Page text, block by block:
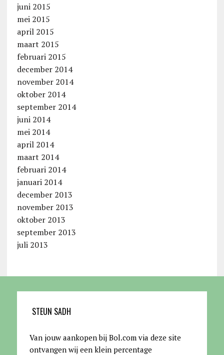
juni 2015
mei 2015
april 2015
maart 2015
februari 2015
december 2014
november 2014
oktober 2014
september 2014
juni 2014
mei 2014
april 2014
maart 2014
februari 2014
januari 2014
december 2013
november 2013
oktober 2013
september 2013
juli 2013
STEUN SADH
Van jouw aankopen bij Bol.com via deze site
ontvangen wij een klein percentage